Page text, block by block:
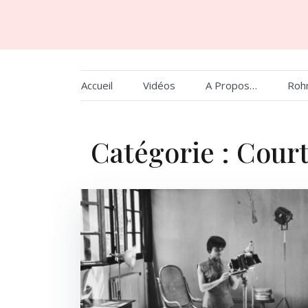
Accueil Vidéos A Propos…
Catégorie :